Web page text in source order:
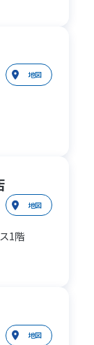
地図
地図
1階
地図